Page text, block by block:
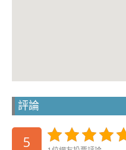
評論
5